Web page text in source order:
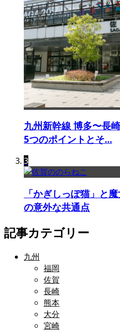
九州新幹線 博多〜長
5つのポイントとそ...
3
「かぎしっぽ猫」と
の意外な共通点
記事カテゴリー
九州
福岡
佐賀
長崎
熊本
大分
宮崎